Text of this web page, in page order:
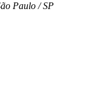
Paulo / SP